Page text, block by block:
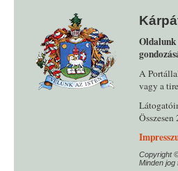
A
vagy a
Copyright
Minden jog